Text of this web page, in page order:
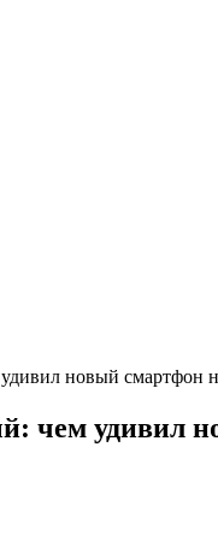
новый смартфон
чем удивил